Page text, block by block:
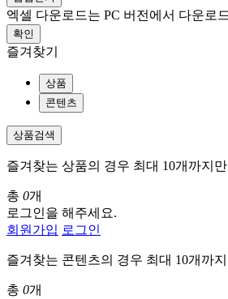
엑셀 다운로드는 PC 버전에서 다운로
확인
즐겨찾기
상품
콘텐츠
상품검색
즐겨찾는 상품의 경우 최대 10개까지
총 0개
로그인을 해주세요.
회원가입 로그인
즐겨찾는 콘텐츠의 경우 최대 10개까
총 0개